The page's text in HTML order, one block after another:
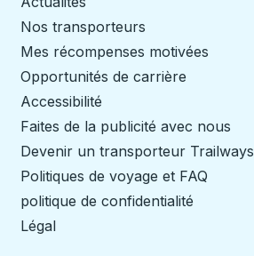
Nos transporteurs
Mes récompenses motivées
Opportunités de carrière
Accessibilité
Faites de la publicité avec nous
Devenir un transporteur Trailways
Politiques de voyage et FAQ
politique de confidentialité
Légal